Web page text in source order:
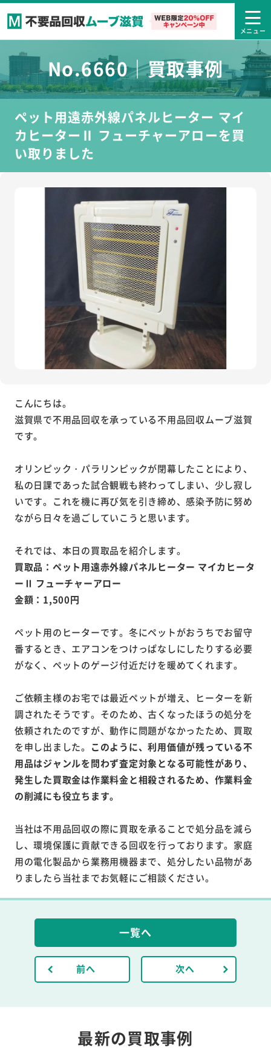
No.6660｜買取事例
ペット用遠赤外線パネルヒーター マイ
カヒーターⅡ フューチャーアローを買
い取りました
こんにちは。
滋賀県で不用品回収を承っている不用品回収ムーブ滋賀
です。
オリンピック・パラリンピックが閉幕したことにより、
私の日課であった試合観戦も終わってしまい、少し寂し
いです。これを機に再び気を引き締め、感染予防に努め
ながら日々を過ごしていこうと思います。
それでは、本日の買取品を紹介します。
買取品：ペット用遠赤外線パネルヒーター マイカヒータ
ーⅡ フューチャーアロー
金額：1,500円
ペット用のヒーターです。冬にペットがおうちでお留守
番するとき、エアコンをつけっぱなしにしたりする必要
がなく、ペットのゲージ付近だけを暖めてくれます。
ご依頼主様のお宅では最近ペットが増え、ヒーターを新
調されたそうです。そのため、古くなったほうの処分を
依頼されたのですが、動作に問題がなかったため、買取
を申し出ました。 このように、利用価値が残っている不
用品はジャンルを問わず査定対象となる可能性があり、
発生した買取金は作業料金と相殺されるため、作業料金
の削減にも役立ちます。
当社は不用品回収の際に買取を承ることで処分品を減ら
し、環境保護に貢献できる回収を行っております。家庭
用の電化製品から業務用機器まで、処分したい品物があ
りましたら当社までお気軽にご相談ください。
前へ
一覧へ
次へ
最新の買取事例